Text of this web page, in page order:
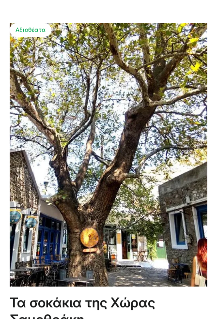
Αξιοθέατα
Τα σοκάκια της Χώρας